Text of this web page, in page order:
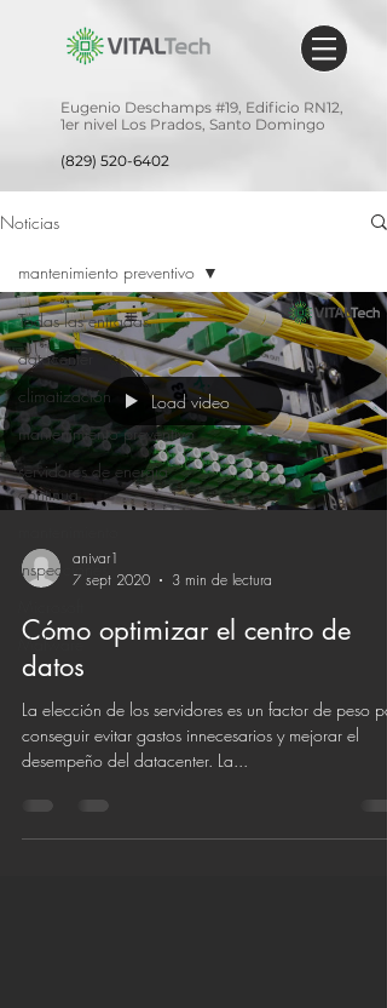
Eugenio Deschamps #19, Edificio RN12,
1er nivel Los Prados, Santo Domingo
(829) 520-6402
Noticias
Todas las entradas
datacenter
climatización
mantenimiento preventivo
servidores de energia
continua
inspecciones
Malware
mantenimiento preventivo
Load video
anivar1
7 sept 2020
3 min de lectura
Cómo optimizar el centro de
datos
La elección de los servidores es un factor de peso
conseguir evitar gastos innecesarios y mejorar el
desempeño del datacenter. La...